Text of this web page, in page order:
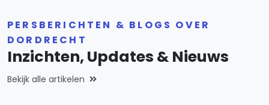
PERSBERICHTEN & BLOGS OVER
DORDRECHT
Inzichten, Updates & Nieuws
Bekijk alle artikelen